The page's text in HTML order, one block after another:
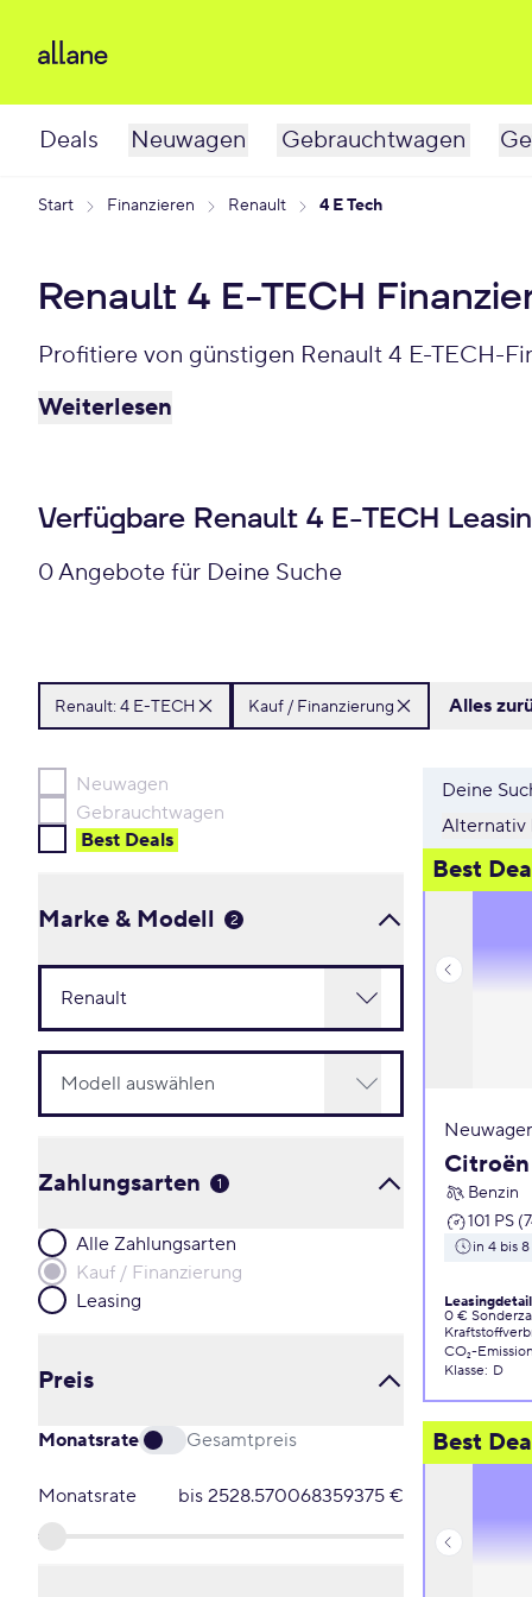
Deals Neuwagen Gebrauchtwagen
Start Finanzieren Renault 4 E Tech
Renault 4 E-TECH
Profitiere von günstigen Renault 4 E-TECH-
Weiterlesen
Verfügbare Renault 4 E-TECH
0 Angebote für Deine Suche
Renault: 4 E-TECH Kauf / Finanzierung Alles
Neuwagen
Gebrauchtwagen
Best Deals
Marke & Modell 2
Zahlungsarten 1
Alle Zahlungsarten
Kauf / Finanzierung
Leasing
Preis
Monatsrate Gesamtpreis
Monatsrate bis 2528.570068359375 €
Deine
Alternativ
Best
Benzin
101 PS
in 4 bis
0 €
CO₂-
Klasse: D
Best